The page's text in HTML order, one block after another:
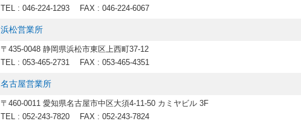
TEL : 046-224-1293 FAX : 046-224-6067
浜松営業所
〒435-0048 静岡県浜松市東区上西町37-12
TEL : 053-465-2731
FAX : 053-465-4351
名古屋営業所
〒460-0011 愛知県名古屋市中区大須4-11-50 カミヤビル 3F
TEL : 052-243-7820
FAX : 052-243-7824